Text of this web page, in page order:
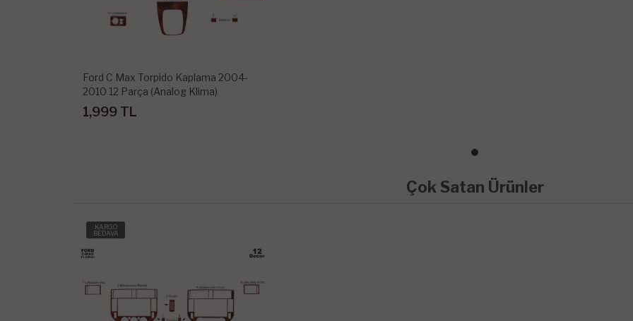
Ford C Max Torpido Kaplama 2004-
2010 12 Parça (Analog Klima)
1,999 TL
Çok Satan Ürünler
KARGO
BEDAVA